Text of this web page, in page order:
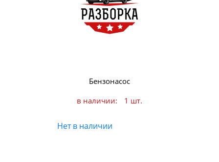
Бензонасос
в наличии:
1 шт.
Нет в наличии